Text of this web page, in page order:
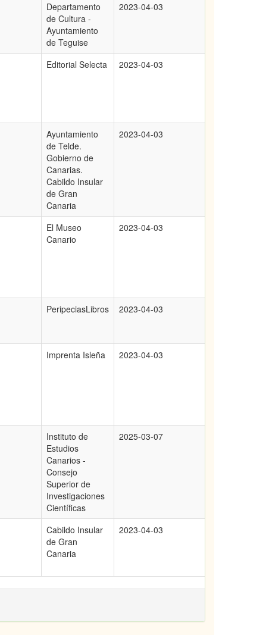
Departamento
de Cultura -
Ayuntamiento
de Teguise
2023-04-03
Editorial Selecta 2023-04-03
Ayuntamiento
de Telde.
Gobierno de
Canarias.
Cabildo Insular
de Gran
Canaria
2023-04-03
El Museo
Canario
2023-04-03
PeripeciasLibros 2023-04-03
Imprenta Isleña 2023-04-03
Instituto de
Estudios
Canarios -
Consejo
Superior de
Investigaciones
Científicas
2025-03-07
Cabildo Insular
de Gran
Canaria
2023-04-03